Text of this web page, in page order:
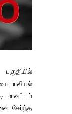
பாலியல்
மாவட்டம்
சேர்ந்த